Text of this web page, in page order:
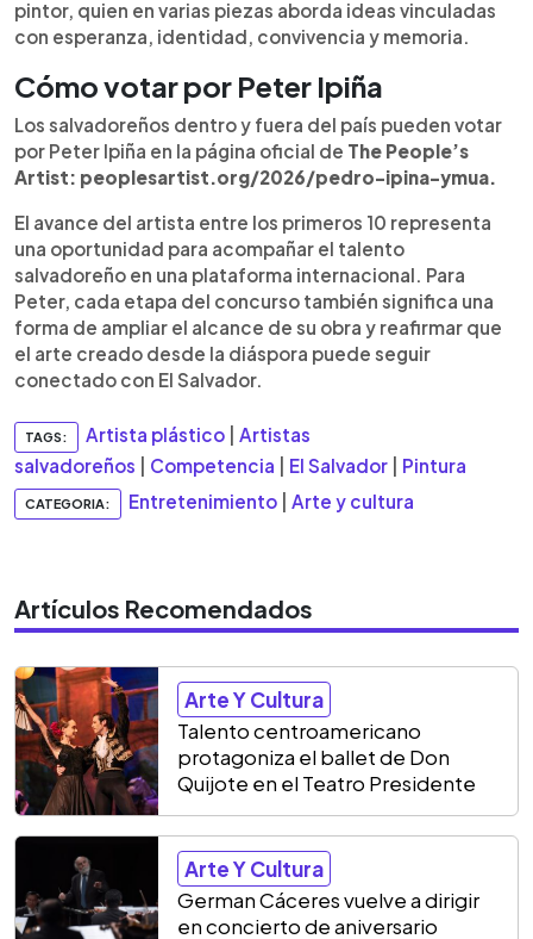
pintor, quien en varias piezas aborda ideas vinculadas
con esperanza, identidad, convivencia y memoria.
Cómo votar por Peter Ipiña
Los salvadoreños dentro y fuera del país pueden votar
por Peter Ipiña en la página oficial de The People’s
Artist: peoplesartist.org/2026/pedro-ipina-ymua.
El avance del artista entre los primeros 10 representa
una oportunidad para acompañar el talento
salvadoreño en una plataforma internacional. Para
Peter, cada etapa del concurso también significa una
forma de ampliar el alcance de su obra y reafirmar que
el arte creado desde la diáspora puede seguir
conectado con El Salvador.
TAGS: Artista plástico
Artistas
salvadoreños
Competencia El Salvador Pintura
CATEGORIA: Entretenimiento Arte y cultura
Artículos Recomendados
Arte Y Cultura
Talento centroamericano
protagoniza el ballet de Don
Quijote en el Teatro Presidente
Arte Y Cultura
German Cáceres vuelve a dirigir
en concierto de aniversario